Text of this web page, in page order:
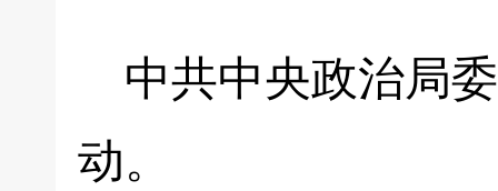
中共中央政治局
动。